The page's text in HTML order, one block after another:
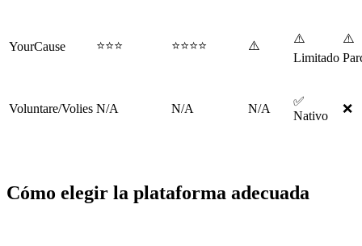
YourCause ⭐⭐⭐ ⭐⭐⭐⭐ ⚠️
⚠️
Limitado
⚠️
Voluntare/Volies N/A N/A N/A
✅
Nativo
❌
Cómo elegir la plataforma adecuada